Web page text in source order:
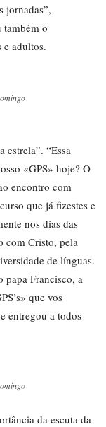
jornadas”,
também o
e adultos.
“Essa
«GPS» hoje? O
encontro com
que já fizestes e
nos dias das
com Cristo, pela
de línguas.
papa Francisco, a
que vos
entregou a todos
da escuta da